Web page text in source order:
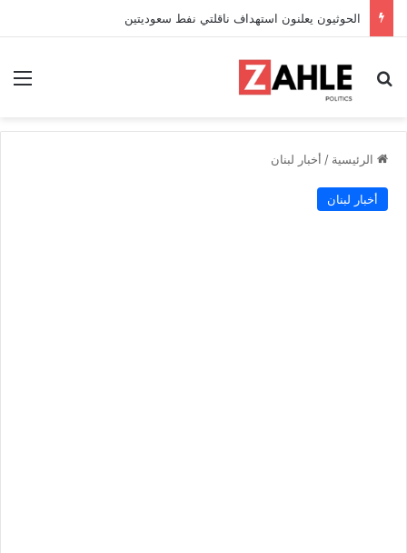
الحوثيون يعلنون استهداف ناقلتي نفط سعوديتين
بحث عن
الرئيسية / أخبار لبنان
أخبار لبنان